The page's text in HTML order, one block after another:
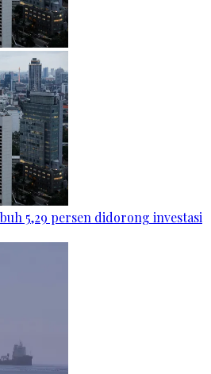
5,29 persen didorong investasi